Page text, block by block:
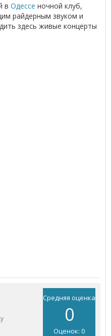
в Одессе ночной клуб,
райдерным звуком и
здесь живые концерты
Средняя оценка
0
Оценок: 0